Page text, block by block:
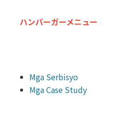
ハンバーガーメニュー
Mga Serbisyo
Mga Case Study